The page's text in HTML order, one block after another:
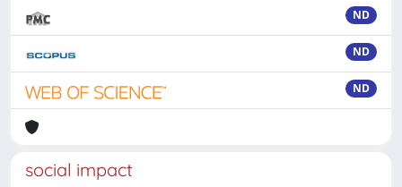
ND
ND
ND
social impact